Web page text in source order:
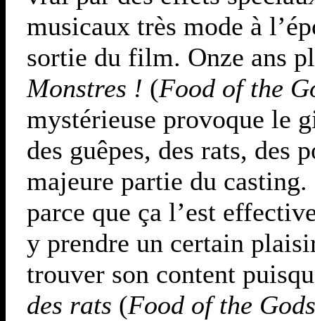
musicaux très mode à
sortie du film. Onze ans
Monstres ! (Food of the
mystérieuse provoque le
des guêpes, des rats, des
majeure partie du
parce que ça l’est
y prendre un certain
trouver son content
des rats (Food of the